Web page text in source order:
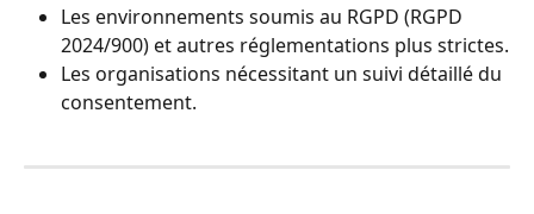
Les environnements soumis au RGPD (RGPD
2024/900) et autres réglementations plus strictes.
Les organisations nécessitant un suivi détaillé du
consentement.